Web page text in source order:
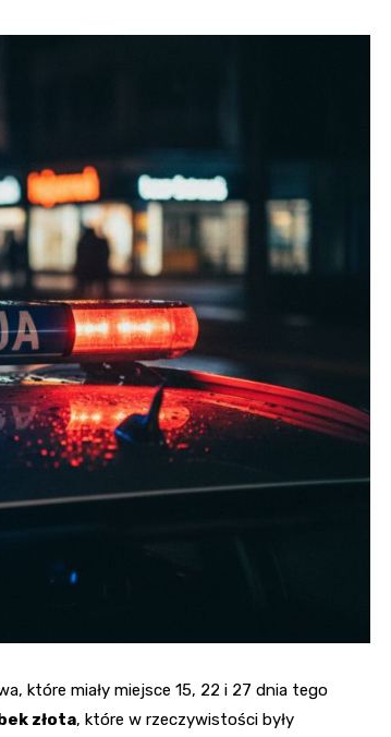
które miały miejsce 15, 22 i 27 dnia tego
złota, które w rzeczywistości były